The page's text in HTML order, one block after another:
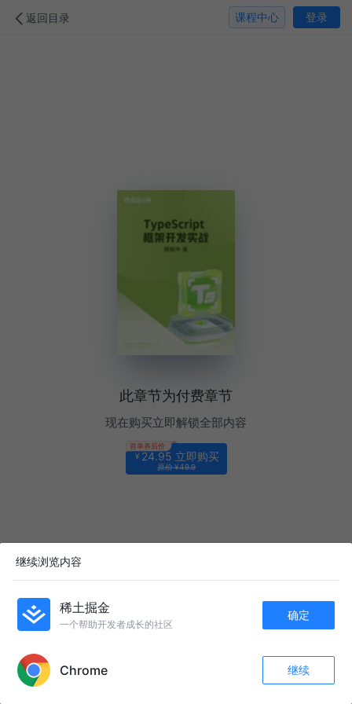
返回目录 课程中心 登录
此章节为付费章节
现在购买立即解锁全部内容
首单券后价
¥ 24.95 立即购买
原价 ¥49.9
继续浏览内容
稀土掘金
一个帮助开发者成长的社区
确定
Chrome 继续